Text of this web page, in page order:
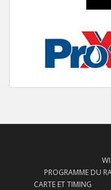
PROGRAMME DU
CARTE ET TIMING